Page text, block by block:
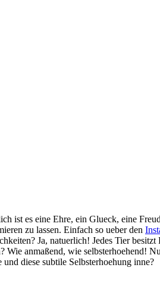
ist es eine Ehre, ein Glueck, eine
zu lassen. Einfach so ueber den
Ja, natuerlich! Jedes Tier
Wie anmaßend, wie selbsterhoehend!
und diese subtile Selbsterhoehung inne?